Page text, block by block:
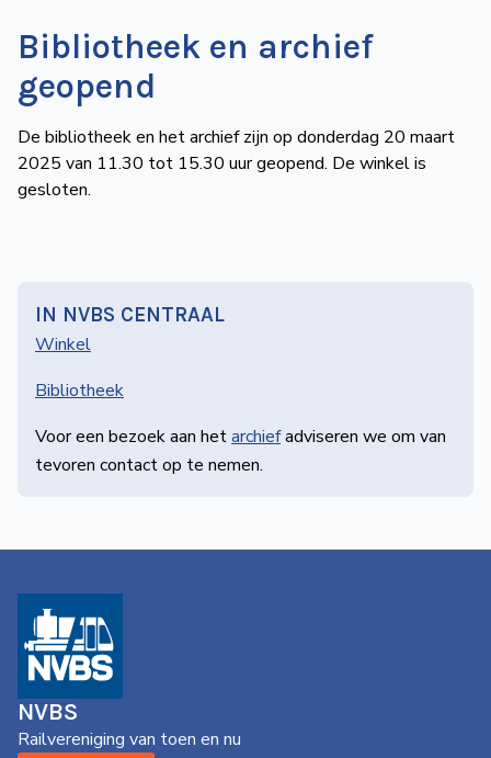
Bibliotheek en archief
geopend
De bibliotheek en het archief zijn op donderdag 20 maart
2025 van 11.30 tot 15.30 uur geopend. De winkel is
gesloten.
IN NVBS CENTRAAL
Winkel
Bibliotheek
Voor een bezoek aan hetarchiefadviseren we om van
tevoren contact op te nemen.
NVBS
Railvereniging van toen en nu